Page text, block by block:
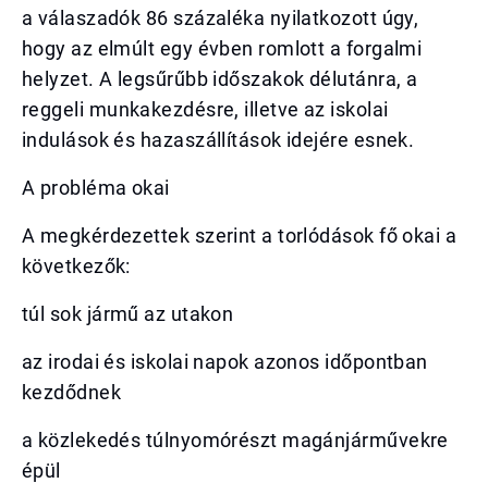
a válaszadók 86 százaléka nyilatkozott úgy,
hogy az elmúlt egy évben romlott a forgalmi
helyzet. A legsűrűbb időszakok délutánra, a
reggeli munkakezdésre, illetve az iskolai
indulások és hazaszállítások idejére esnek.
A probléma okai
A megkérdezettek szerint a torlódások fő okai a
következők:
túl sok jármű az utakon
az irodai és iskolai napok azonos időpontban
kezdődnek
a közlekedés túlnyomórészt magánjárművekre
épül